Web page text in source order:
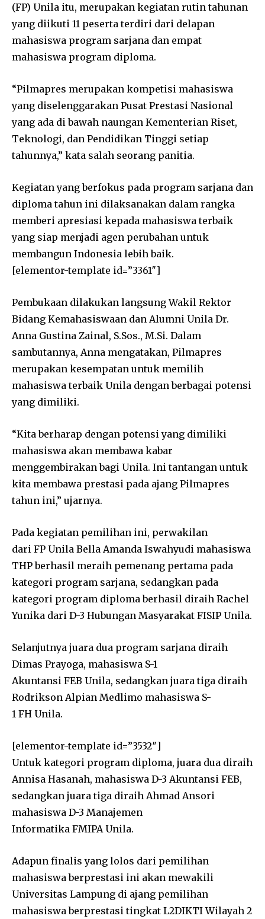
(FP) Unila itu, merupakan kegiatan rutin tahunan
yang diikuti 11 peserta terdiri dari delapan
mahasiswa program sarjana dan empat
mahasiswa program diploma.
“Pilmapres merupakan kompetisi mahasiswa
yang diselenggarakan Pusat Prestasi Nasional
yang ada di bawah naungan Kementerian Riset,
Teknologi, dan Pendidikan Tinggi setiap
tahunnya,” kata salah seorang panitia.
Kegiatan yang berfokus pada program sarjana dan
diploma tahun ini dilaksanakan dalam rangka
memberi apresiasi kepada mahasiswa terbaik
yang siap menjadi agen perubahan untuk
membangun Indonesia lebih baik.
[elementor-template id=”3361″]
Pembukaan dilakukan langsung Wakil Rektor
Bidang Kemahasiswaan dan Alumni Unila Dr.
Anna Gustina Zainal, S.Sos., M.Si. Dalam
sambutannya, Anna mengatakan, Pilmapres
merupakan kesempatan untuk memilih
mahasiswa terbaik Unila dengan berbagai potensi
yang dimiliki.
“Kita berharap dengan potensi yang dimiliki
mahasiswa akan membawa kabar
menggembirakan bagi Unila. Ini tantangan untuk
kita membawa prestasi pada ajang Pilmapres
tahun ini,” ujarnya.
Pada kegiatan pemilihan ini, perwakilan
dari FP Unila Bella Amanda Iswahyudi mahasiswa
THP berhasil meraih pemenang pertama pada
kategori program sarjana, sedangkan pada
kategori program diploma berhasil diraih Rachel
Yunika dari D-3 Hubungan Masyarakat FISIP Unila.
Selanjutnya juara dua program sarjana diraih
Dimas Prayoga, mahasiswa S-1
Akuntansi FEB Unila, sedangkan juara tiga diraih
Rodrikson Alpian Medlimo mahasiswa S-
1 FH Unila.
[elementor-template id=”3532″]
Untuk kategori program diploma, juara dua diraih
Annisa Hasanah, mahasiswa D-3 Akuntansi FEB,
sedangkan juara tiga diraih Ahmad Ansori
mahasiswa D-3 Manajemen
Informatika FMIPA Unila.
Adapun finalis yang lolos dari pemilihan
mahasiswa berprestasi ini akan mewakili
Universitas Lampung di ajang pemilihan
mahasiswa berprestasi tingkat L2DIKTI Wilayah 2